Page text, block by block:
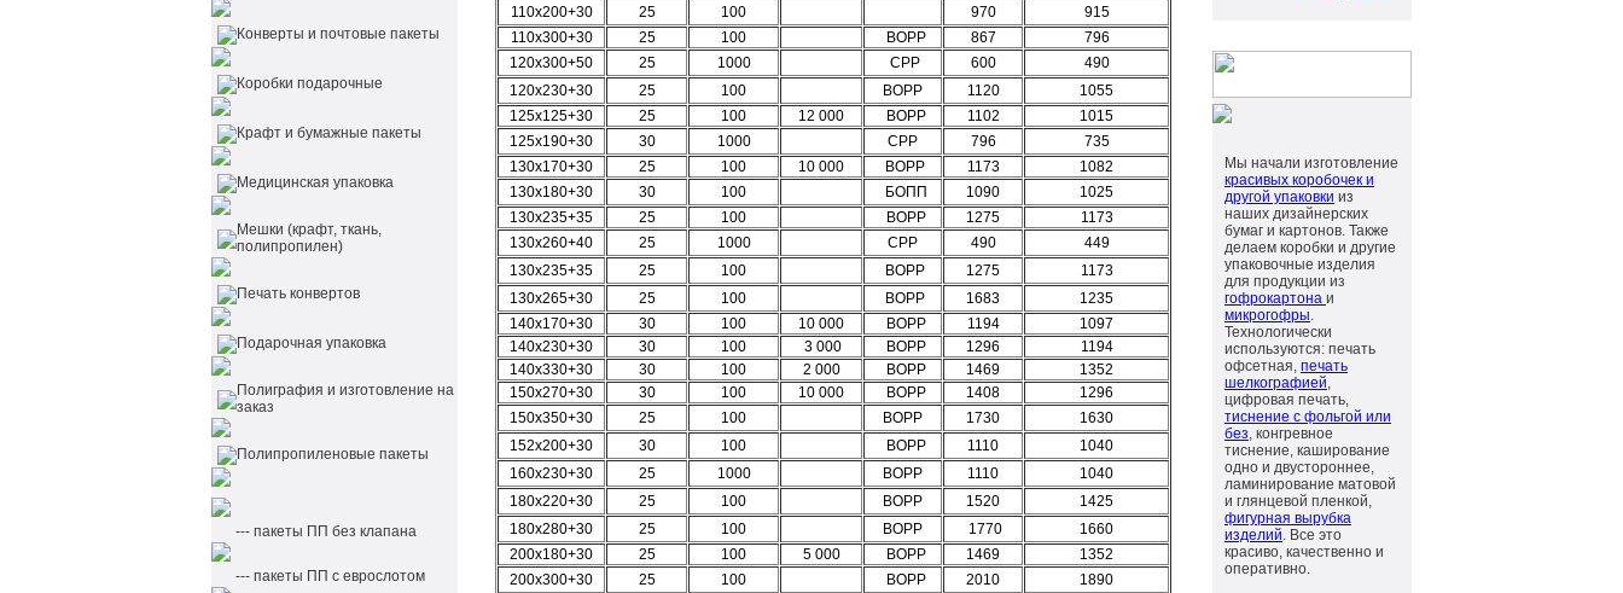
Конверты и почтовые пакеты
Коробки подарочные
Крафт и бумажные пакеты
Медицинская упаковка
Мешки (крафт, ткань,
полипропилен)
Печать конвертов
Подарочная упаковка
Полиграфия и изготовление на
заказ
Полипропиленовые пакеты
--- пакеты ПП без клапана
--- пакеты ПП с еврослотом
110х200+30
25 100 970
915
110х300+30
25 100 BOPP 867
796
120х300+50
25 1000 СРР 600
490
120х230+30
25 100 BOPP 1120
1055
125х125+30
25 100 12 000 BOPP 1102
1015
125х190+30
30 1000 СРР 796
735
130х170+30
25 100 10 000 BOPP 1173
1082
130х180+30
30 100 БОПП 1090
1025
130х235+35
25 100 BOPP 1275
1173
130х260+40
25 1000 СРР 490
449
130х235+35
25 100 BOPP 1275
1173
130х265+30
25 100 BOPP 1683
1235
140х170+30
30 100 10 000 BOPP 1194
1097
140х230+30
30 100 3 000 BOPP 1296
1194
140х330+30
30 100 2 000 BOPP 1469
1352
150х270+30
30 100 10 000 BOPP 1408
1296
150х350+30
25 100 ВОРР 1730
1630
152х200+30
30 100 BOPP 1110
1040
160х230+30
25 1000 BOPP 1110
1040
180х220+30
25 100 BOPP 1520
1425
180х280+30
25 100 BOPP 1770
1660
200х180+30
25 100 5 000 BOPP 1469
1352
200х300+30
25 100 BOPP 2010
1890
Мы начали изготовление
красивых коробочек и
другой упаковки из
наших дизайнерских
бумаг и картонов. Также
делаем коробки и другие
упаковочные изделия
для продукции из
гофрокартона и
микрогофры.
Технологически
используются: печать
офсетная, печать
шелкографией,
цифровая печать,
тиснение с фольгой или
без, конгревное
тиснение, каширование
одно и двустороннее,
ламинирование матовой
и глянцевой пленкой,
фигурная вырубка
изделий. Все это
красиво, качественно и
оперативно.